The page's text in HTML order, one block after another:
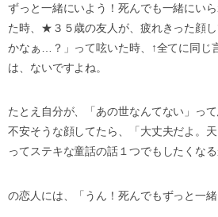
ずっと一緒にいよう！死んでも一緒にい
た時、★３５歳の友人が、疲れきった顔
かなぁ…？」って呟いた時、↑全てに同じ
は、ないですよね。
たとえ自分が、「あの世なんてない」っ
不安そうな顔してたら、「大丈夫だよ。
ってステキな童話の話１つでもしたくな
の恋人には、「うん！死んでもずっと一緒